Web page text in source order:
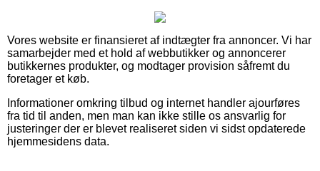
Vores website er finansieret af indtægter fra annoncer. Vi har
samarbejder med et hold af webbutikker og annoncerer
butikkernes produkter, og modtager provision såfremt du
foretager et køb.
Informationer omkring tilbud og internet handler ajourføres
fra tid til anden, men man kan ikke stille os ansvarlig for
justeringer der er blevet realiseret siden vi sidst opdaterede
hjemmesidens data.